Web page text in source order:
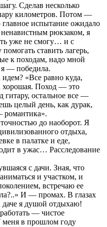
Сделав несколько
километров. Потом —
испытание ожидало
ненавистным рюкзаком, я
уже не смогу… и с
ставить лагерь,
к походам, надо мной
я — победила.
«Все равно куда,
хорошая. Поход — это
гитару, остальное все —
целый день, как дурак,
до наоборот. Я
отдыха,
в палатке и еде,
в ужас… Расследование
с дачи. Зная, что
и участком, и
встречаю ее
И — промах. В глазах
я душой отдыхаю!
— чистое
в прошлом году